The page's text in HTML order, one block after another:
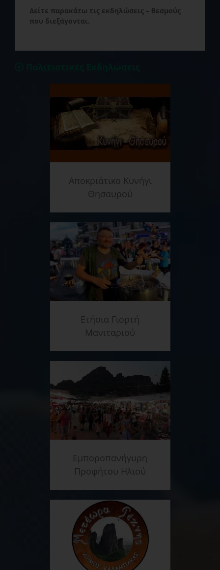
Δείτε παρακάτω τις εκδηλώσεις – θεσμούς
που διεξάγονται.
Αποκριάτικο Κυνήγι
Θησαυρού
Ετήσια Γιορτή
Μανιταριού
Εμποροπανήγυρη
Προφήτου Ηλιού